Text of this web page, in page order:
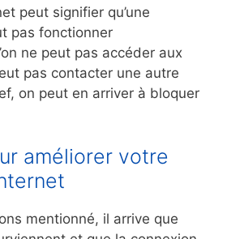
peut signifier qu’une
pas fonctionner
ne peut pas accéder aux
pas contacter une autre
on peut en arriver à bloquer
améliorer votre
mentionné, il arrive que